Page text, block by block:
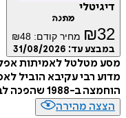
דיגיטלי
מתנה
₪32 מחיר קודם: ₪48
במבצע עד: 31/08/2026
מסע מטלטל לאמיתות
מדוע רבי עקיבא הוביל
הוחמצה ב-1988 שהפכה לבכייה לדורות.
הצצה מהירה